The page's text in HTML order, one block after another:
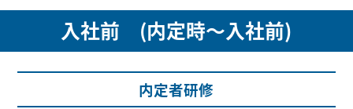
入社前 (内定時～入社前)
内定者研修